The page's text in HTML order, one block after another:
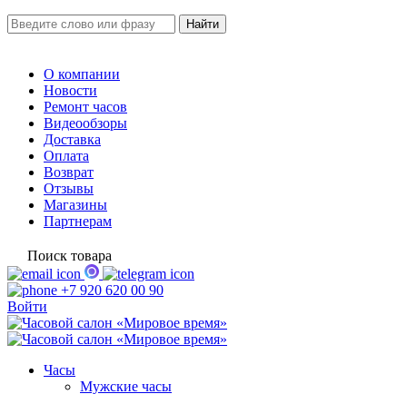
О компании
Новости
Ремонт часов
Видеообзоры
Доставка
Оплата
Возврат
Отзывы
Магазины
Партнерам
Поиск товара
+7 920 620 00 90
Войти
Часы
Мужские часы